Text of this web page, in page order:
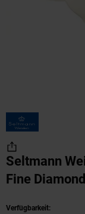
Seltmann
Fine
Verfügbarkeit: